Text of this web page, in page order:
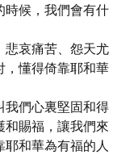
時候，我們會有什
悲哀痛苦、怨天尤
，懂得倚靠耶和華
我們心裏堅固和得
和賜福，讓我們來
和華為有福的人